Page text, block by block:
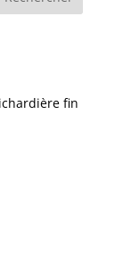
fin